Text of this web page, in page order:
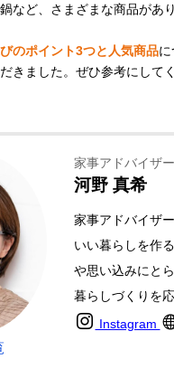
など、さまざまな商品があ
のポイント3つと人気商品に
きました。ぜひ参考にしてく
家事アドバイザ
河野 真希
家事アドバイザ
いい暮らしを作
や思い込みにと
暮らしづくりを
Instagram